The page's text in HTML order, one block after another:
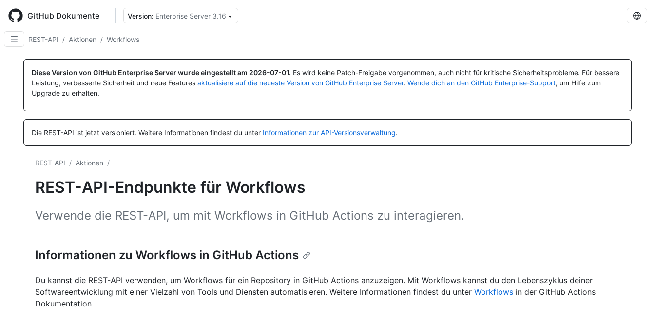
main
content
GitHub Dokumente Version: Enterprise Server 3.16
REST-API / Aktionen / Workflows
Diese Version von GitHub Enterprise Server wurde eingestellt am 2026-07-01. Es wird keine Patch-Freigabe vorgenommen, auch nicht für kritische Sicherheitsprobleme. Für bessere
Leistung, verbesserte Sicherheit und neue Features aktualisiere auf die neueste Version von GitHub Enterprise Server. Wende dich an den GitHub Enterprise-Support, um Hilfe zum
Upgrade zu erhalten.
Die REST-API ist jetzt versioniert. Weitere Informationen findest du unter Informationen zur API-Versionsverwaltung.
REST-API / Aktionen /
REST-API-Endpunkte für Workflows
Verwende die REST-API, um mit Workflows in GitHub Actions zu interagieren.
Informationen zu Workflows in GitHub Actions
Du kannst die REST-API verwenden, um Workflows für ein Repository in GitHub Actions anzuzeigen. Mit Workflows kannst du den Lebenszyklus deiner
Softwareentwicklung mit einer Vielzahl von Tools und Diensten automatisieren. Weitere Informationen findest du unter Workflows in der GitHub Actions
Dokumentation.
Name, Typ,
BESCHREIBUNG
Name, Typ,
BESCHREIBUNG
Name, Typ,
BESCHREIBUNG
Name, Typ,
BESCHREIBUNG
Name, Typ,
BESCHREIBUNG
Name, Typ,
BESCHREIBUNG
Name, Typ,
BESCHREIBUNG
Name, Typ,
BESCHREIBUNG
Name, Typ,
BESCHREIBUNG
Name, Typ,
BESCHREIBUNG
Name, Typ,
BESCHREIBUNG
Name, Typ,
BESCHREIBUNG